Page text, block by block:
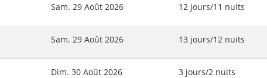
Sam. 29 Août 2026 12 jours/11 nuits
Sam. 29 Août 2026 13 jours/12 nuits
Dim. 30 Août 2026 3 jours/2 nuits